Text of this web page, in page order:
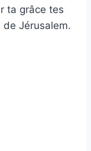
ta grâce tes
Jérusalem.